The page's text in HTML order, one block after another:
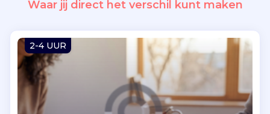
Vind jouw project
Waar jij direct het verschil kunt maken
2-4 UUR